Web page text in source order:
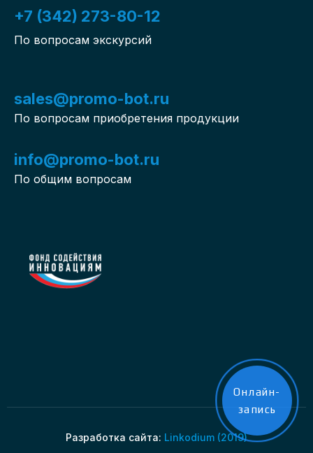
+7 (342) 273-80-12
По вопросам экскурсий
sales@promo-bot.ru
По вопросам приобретения продукции
info@promo-bot.ru
По общим вопросам
Разработка сайта: Linkodium (2019)
Онлайн-
запись